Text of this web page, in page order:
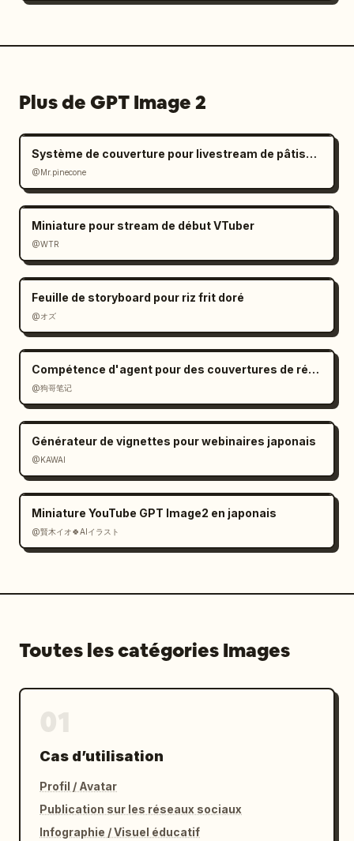
Plus de GPT Image 2
Système de couverture pour livestream de pâtisserie
@Mr.pinecone
Miniature pour stream de début VTuber
@WTR
Feuille de storyboard pour riz frit doré
@オズ
Compétence d'agent pour des couvertures de réseaux sociaux cohérentes
@狗哥笔记
Générateur de vignettes pour webinaires japonais
@KAWAI
Miniature YouTube GPT Image2 en japonais
@賢木イオ🍀AIイラスト
Toutes les catégories Images
Cas d’utilisation
Profil / Avatar
Publication sur les réseaux sociaux
Infographie / Visuel éducatif